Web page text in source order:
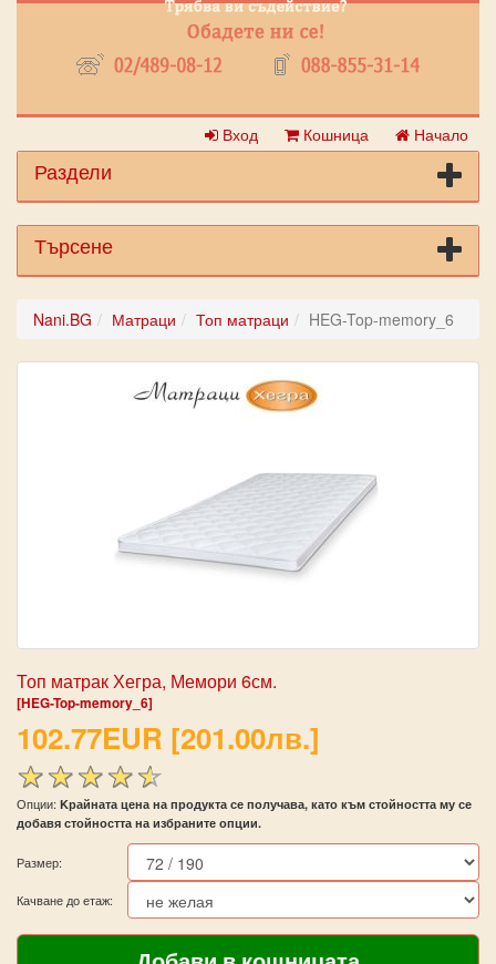
Вход Кошница Начало
Раздели
Търсене
Nani.BG Матраци Топ матраци HEG-Top-memory_6
Топ матрак Хегра, Мемори 6см.
[HEG-Top-memory_6]
102.77EUR [201.00лв.]
Опции: Kрайната цена на продукта се получава, като към стойността му се
добавя стойността на избраните опции.
Размер:
Качване до етаж: